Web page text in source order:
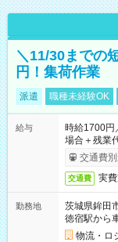
＼11/30までの
円！集荷作業
派遣 職種未経験OK
給与
時給1700円
場合＋残業
交通費
交通費 実
勤務地
茨城県鉾田
徳宿駅から
物流・ロ